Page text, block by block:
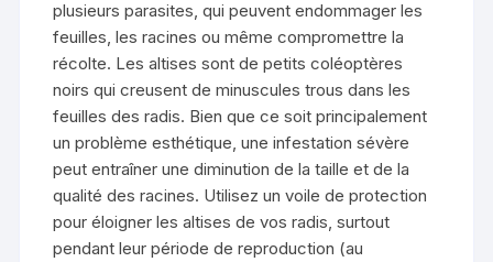
plusieurs parasites, qui peuvent endommager les
feuilles, les racines ou même compromettre la
récolte. Les altises sont de petits coléoptères
noirs qui creusent de minuscules trous dans les
feuilles des radis. Bien que ce soit principalement
un problème esthétique, une infestation sévère
peut entraîner une diminution de la taille et de la
qualité des racines. Utilisez un voile de protection
pour éloigner les altises de vos radis, surtout
pendant leur période de reproduction (au